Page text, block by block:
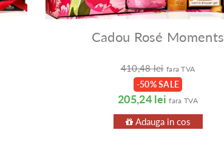
Cadou Rosé Moments
410,48 lei fara TVA
-50% SALE
205,24 lei fara TVA
Adauga in cos